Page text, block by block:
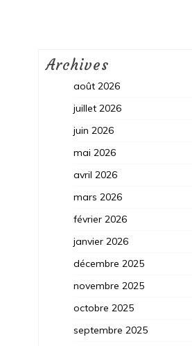
Archives
août 2026
juillet 2026
juin 2026
mai 2026
avril 2026
mars 2026
février 2026
janvier 2026
décembre 2025
novembre 2025
octobre 2025
septembre 2025